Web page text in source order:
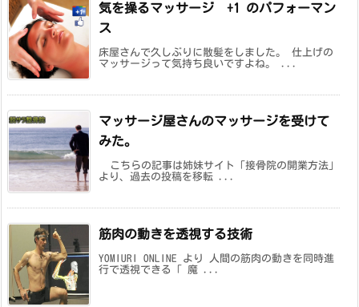
気を操るマッサージ +1 のパフォーマン
ス
床屋さんで久しぶりに散髪をしました。 仕上げの
マッサージって気持ち良いですよね。 ...
マッサージ屋さんのマッサージを受けて
みた。
こちらの記事は姉妹サイト「接骨院の開業方法」
より、過去の投稿を移転 ...
筋肉の動きを透視する技術
YOMIURI ONLINE より 人間の筋肉の動きを同時進
行で透視できる「 魔 ...